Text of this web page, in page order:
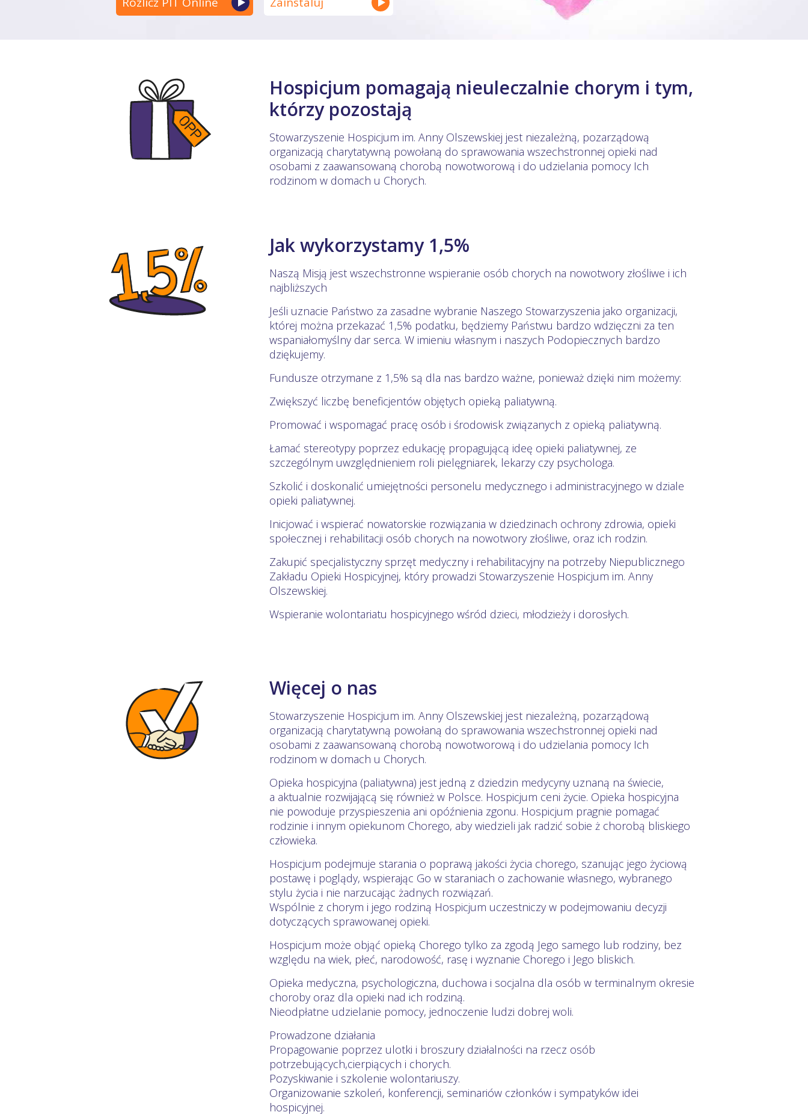
Hospicjum pomagają nieuleczalnie chorym i tym,
którzy pozostają
Stowarzyszenie Hospicjum im. Anny Olszewskiej jest niezależną, pozarządową
organizacją charytatywną powołaną do sprawowania wszechstronnej opieki nad
osobami z zaawansowaną chorobą nowotworową i do udzielania pomocy Ich
rodzinom w domach u Chorych.
Jak wykorzystamy 1,5%
Naszą Misją jest wszechstronne wspieranie osób chorych na nowotwory złośliwe i ich
najbliższych
Jeśli uznacie Państwo za zasadne wybranie Naszego Stowarzyszenia jako organizacji,
której można przekazać 1,5% podatku, będziemy Państwu bardzo wdzięczni za ten
wspaniałomyślny dar serca. W imieniu własnym i naszych Podopiecznych bardzo
dziękujemy.
Fundusze otrzymane z 1,5% są dla nas bardzo ważne, ponieważ dzięki nim możemy:
Zwiększyć liczbę beneficjentów objętych opieką paliatywną.
Promować i wspomagać pracę osób i środowisk związanych z opieką paliatywną.
Łamać stereotypy poprzez edukację propagującą ideę opieki paliatywnej, ze
szczególnym uwzględnieniem roli pielęgniarek, lekarzy czy psychologa.
Szkolić i doskonalić umiejętności personelu medycznego i administracyjnego w dziale
opieki paliatywnej.
Inicjować i wspierać nowatorskie rozwiązania w dziedzinach ochrony zdrowia, opieki
społecznej i rehabilitacji osób chorych na nowotwory złośliwe, oraz ich rodzin.
Zakupić specjalistyczny sprzęt medyczny i rehabilitacyjny na potrzeby Niepublicznego
Zakładu Opieki Hospicyjnej, który prowadzi Stowarzyszenie Hospicjum im. Anny
Olszewskiej.
Wspieranie wolontariatu hospicyjnego wśród dzieci, młodzieży i dorosłych.
Więcej o nas
Stowarzyszenie Hospicjum im. Anny Olszewskiej jest niezależną, pozarządową
organizacją charytatywną powołaną do sprawowania wszechstronnej opieki nad
osobami z zaawansowaną chorobą nowotworową i do udzielania pomocy Ich
rodzinom w domach u Chorych.
Opieka hospicyjna (paliatywna) jest jedną z dziedzin medycyny uznaną na świecie,
a aktualnie rozwijającą się również w Polsce. Hospicjum ceni życie. Opieka hospicyjna
nie powoduje przyspieszenia ani opóźnienia zgonu. Hospicjum pragnie pomagać
rodzinie i innym opiekunom Chorego, aby wiedzieli jak radzić sobie ż chorobą bliskiego
człowieka.
Hospicjum podejmuje starania o poprawą jakości życia chorego, szanując jego życiową
postawę i poglądy, wspierając Go w staraniach o zachowanie własnego, wybranego
stylu życia i nie narzucając żadnych rozwiązań.
Wspólnie z chorym i jego rodziną Hospicjum uczestniczy w podejmowaniu decyzji
dotyczących sprawowanej opieki.
Hospicjum może objąć opieką Chorego tylko za zgodą Jego samego lub rodziny, bez
względu na wiek, płeć, narodowość, rasę i wyznanie Chorego i Jego bliskich.
Opieka medyczna, psychologiczna, duchowa i socjalna dla osób w terminalnym okresie
choroby oraz dla opieki nad ich rodziną.
Nieodpłatne udzielanie pomocy, jednoczenie ludzi dobrej woli.
Prowadzone działania
Propagowanie poprzez ulotki i broszury działalności na rzecz osób
potrzebujących,cierpiących i chorych.
Pozyskiwanie i szkolenie wolontariuszy.
Organizowanie szkoleń, konferencji, seminariów członków i sympatyków idei
hospicyjnej.